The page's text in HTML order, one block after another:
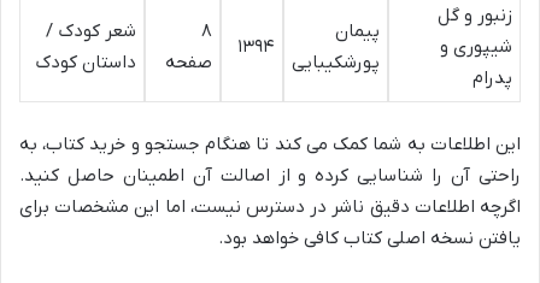
زنبور و گل
شیپوری و
پدرام
پیمان
پورشکیبایی
۱۳۹۴
۸
صفحه
شعر کودک /
داستان کودک
این اطلاعات به شما کمک می کند تا هنگام جستجو و خرید کتاب، به
راحتی آن را شناسایی کرده و از اصالت آن اطمینان حاصل کنید.
اگرچه اطلاعات دقیق ناشر در دسترس نیست، اما این مشخصات برای
یافتن نسخه اصلی کتاب کافی خواهد بود.